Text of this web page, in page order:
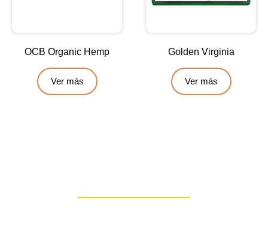
OCB Organic Hemp
Ver más
Golden Virginia
Ver más